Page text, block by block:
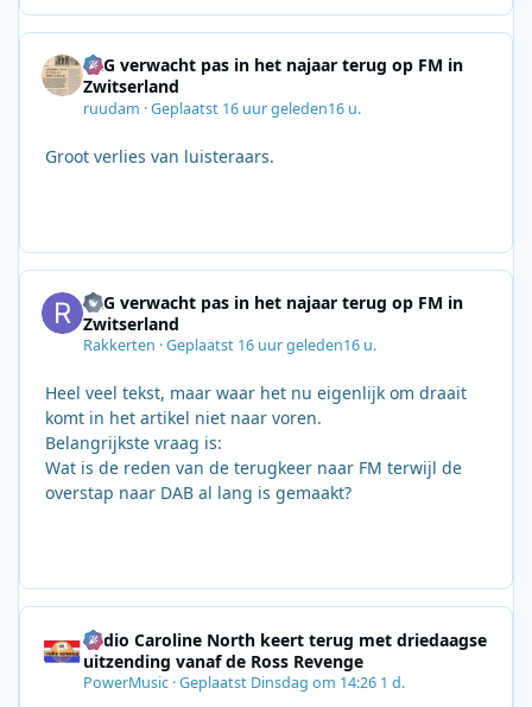
SRG verwacht pas in het najaar terug op FM in
Zwitserland
ruudam ·Geplaatst 16 uur geleden16 u.
Groot verlies van luisteraars.
SRG verwacht pas in het najaar terug op FM in
Zwitserland
Rakkerten ·Geplaatst 16 uur geleden16 u.
Heel veel tekst, maar waar het nu eigenlijk om draait
komt in het artikel niet naar voren.
Belangrijkste vraag is:
Wat is de reden van de terugkeer naar FM terwijl de
overstap naar DAB al lang is gemaakt?
Radio Caroline North keert terug met driedaagse
uitzending vanaf de Ross Revenge
PowerMusic ·Geplaatst Dinsdag om 14:26 1 d.